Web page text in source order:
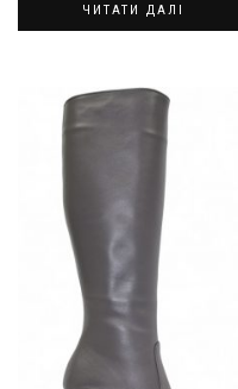
ЧИТАТИ ДАЛІ